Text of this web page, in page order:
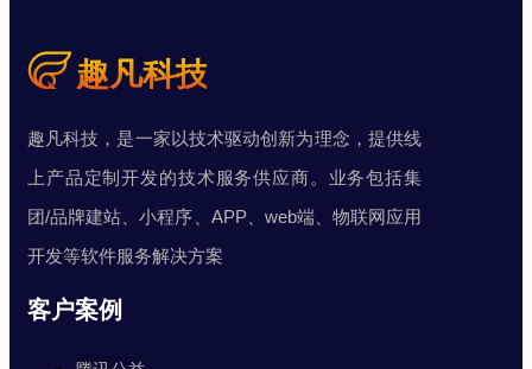
趣凡科技，是一家以技术驱动创新为理念，提供线
上产品定制开发的技术服务供应商。业务包括集
团/品牌建站、小程序、APP、web端、物联网应用
开发等软件服务解决方案
客户案例